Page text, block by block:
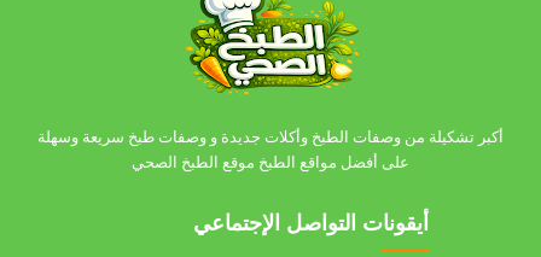
أكبر تشكيلة من وصفات الطبخ وأكلات جديدة و وصفات طبخ سريعة وسهلة
على أفضل مواقع الطبخ موقع الطبخ الصحي
أيقونات التواصل الإجتماعي